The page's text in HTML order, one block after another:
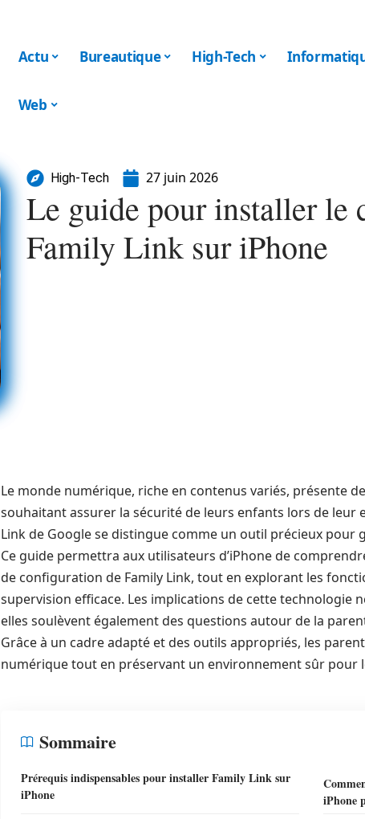
Actu Bureautique High-Tech
Web
High-Tech 27 juin 2026
Le guide pour installer le
Family Link sur iPhone
Le monde numérique, riche en contenus variés, présente
souhaitant assurer la sécurité de leurs enfants lors de leur
Link de Google se distingue comme un outil précieux pour
Ce guide permettra aux utilisateurs d’iPhone de
de configuration de Family Link, tout en explorant les
supervision efficace. Les implications de cette technologie
elles soulèvent également des questions autour de la
Grâce à un cadre adapté et des outils appropriés, les
numérique tout en préservant un environnement sûr pour
Sommaire
Prérequis indispensables pour installer Family Link sur
iPhone
iPhone